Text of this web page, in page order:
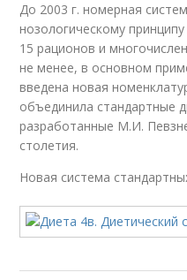
До 2003 г. номерная
нозологическому
15 рационов и
не менее, в основном
введена новая
объединила стандартные
разработанные М.И.
столетия.
Новая система